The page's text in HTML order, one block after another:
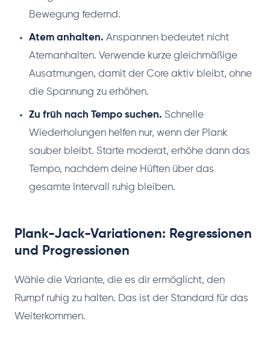
Bewegung federnd.
Atem anhalten. Anspannen bedeutet nicht
Atemanhalten. Verwende kurze gleichmäßige
Ausatmungen, damit der Core aktiv bleibt, ohne
die Spannung zu erhöhen.
Zu früh nach Tempo suchen. Schnelle
Wiederholungen helfen nur, wenn der Plank
sauber bleibt. Starte moderat, erhöhe dann das
Tempo, nachdem deine Hüften über das
gesamte Intervall ruhig bleiben.
Plank-Jack-Variationen: Regressionen
und Progressionen
Wähle die Variante, die es dir ermöglicht, den
Rumpf ruhig zu halten. Das ist der Standard für das
Weiterkommen.